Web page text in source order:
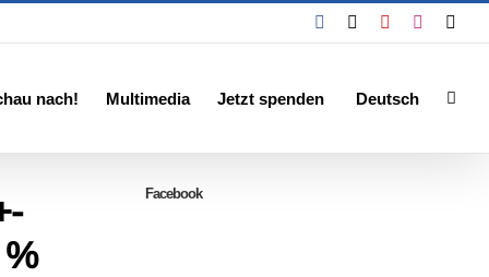
Facebook YouTubeInstagram
nach! Multimedia Jetzt spenden Deutsch
Facebook